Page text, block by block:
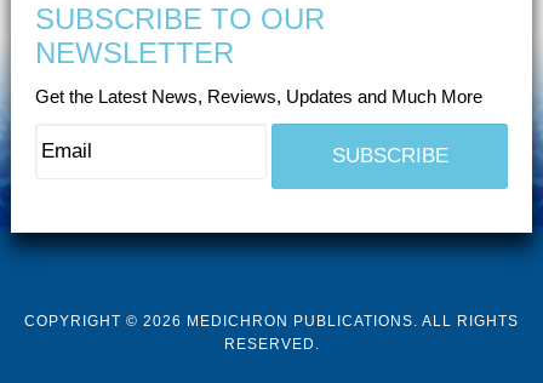
SUBSCRIBE TO OUR
NEWSLETTER
Get the Latest News, Reviews, Updates and Much More
COPYRIGHT © 2026 MEDICHRON PUBLICATIONS. ALL RIGHTS
RESERVED.